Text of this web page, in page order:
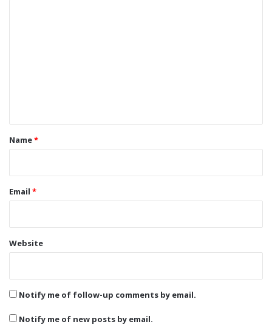
*Name*
Email *
Website
Notify me of follow-up comments by email.
Notify me of new posts by email.